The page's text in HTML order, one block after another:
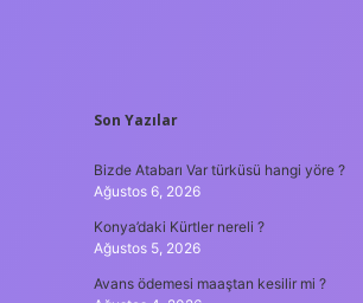
SIDEBAR
Son Yazılar
Bizde Atabarı Var türküsü hangi yöre ?
Ağustos 6, 2026
Konya’daki Kürtler nereli ?
Ağustos 5, 2026
Avans ödemesi maaştan kesilir mi ?